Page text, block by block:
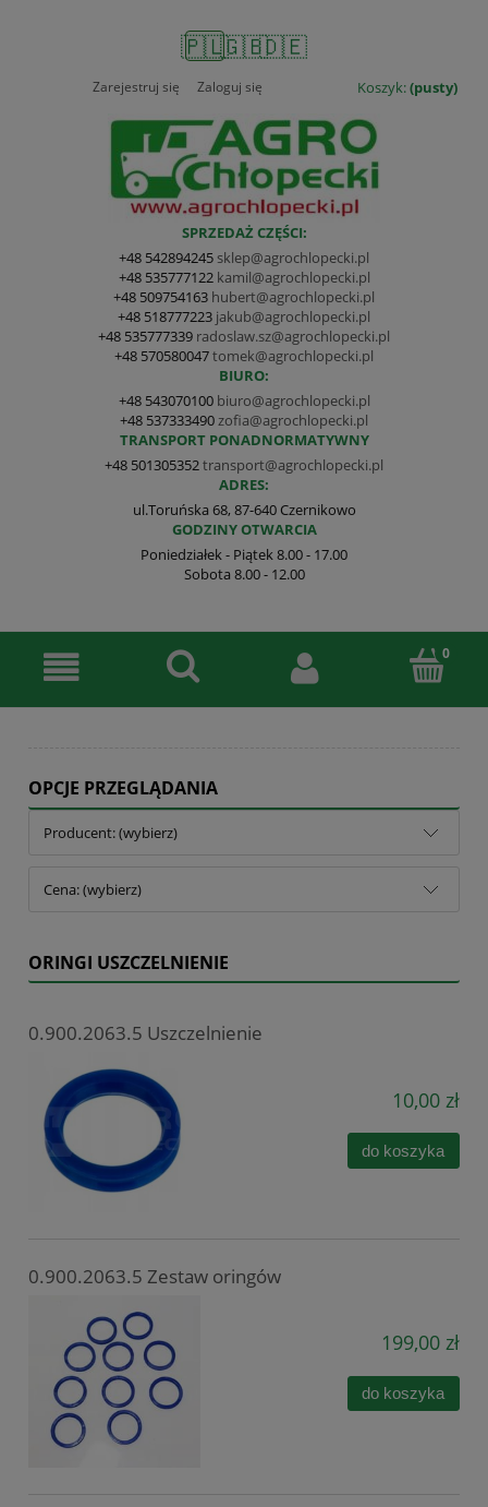
🇵🇱🇬🇧🇩🇪
Koszyk:(pusty)
Zarejestruj się Zaloguj się
SPRZEDAŻ CZĘŚCI:
+48 542894245 sklep@agrochlopecki.pl
+48 535777122 kamil@agrochlopecki.pl
+48 509754163 hubert@agrochlopecki.pl
+48 518777223 jakub@agrochlopecki.pl
+48 535777339 radoslaw.sz@agrochlopecki.pl
+48 570580047tomek@agrochlopecki.pl
BIURO:
+48 543070100 biuro@agrochlopecki.pl
+48 537333490 zofia@agrochlopecki.pl
TRANSPORT PONADNORMATYWNY
+48 501305352transport@agrochlopecki.pl
ADRES:
ul.Toruńska 68, 87-640 Czernikowo
GODZINY OTWARCIA
Poniedziałek - Piątek 8.00 - 17.00
Sobota 8.00 - 12.00
OPCJE PRZEGLĄDANIA
Producent: (wybierz)
Cena: (wybierz)
ORINGI USZCZELNIENIE
0.900.2063.5 Uszczelnienie
10,00 zł
do koszyka
0.900.2063.5 Zestaw oringów
199,00 zł
do koszyka